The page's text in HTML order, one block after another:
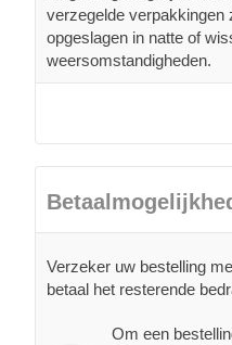
verzegelde verpakkingen
opgeslagen in natte of
weersomstandigheden.
Verzeker uw bestelling
betaal het resterende
Om een